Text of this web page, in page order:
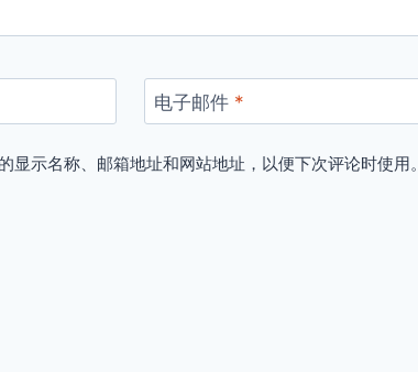
电子邮件 *
显示名称、邮箱地址和网站地址，以便下次评论时使用。